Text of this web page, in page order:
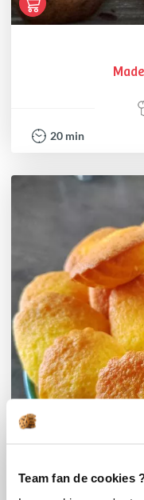
Team fan de cookies
20 min